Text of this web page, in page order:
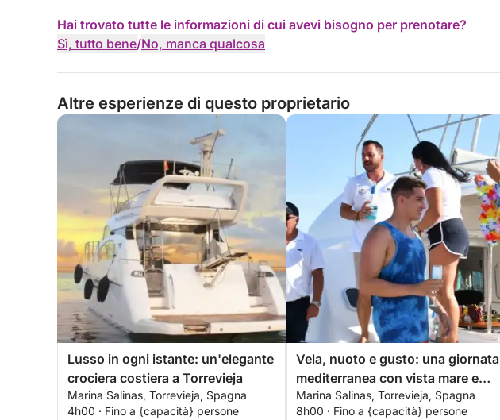
Hai trovato tutte le informazioni di cui avevi bisogno per prenotare?
Sì, tutto bene/No, manca qualcosa
Altre esperienze di questo proprietario
Lusso in ogni istante: un'elegante
crociera costiera a Torrevieja
Marina Salinas, Torrevieja, Spagna
4h00 · Fino a {capacità} persone
Vela, nuoto e gusto: una giornata
mediterranea con vista mare e
momenti sushi
Marina Salinas, Torrevieja, Spagna
8h00 · Fino a {capacità} persone